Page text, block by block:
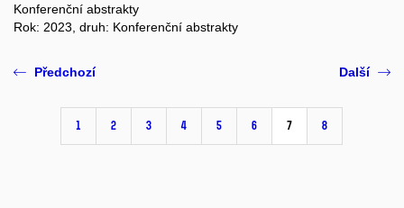
Konferenční abstrakty
Rok: 2023, druh: Konferenční abstrakty
Předchozí
1 2 3 4 5 6 7 8
Další